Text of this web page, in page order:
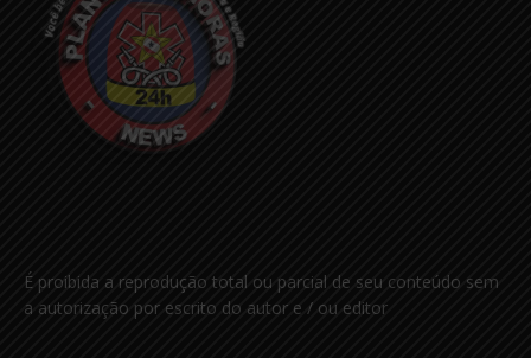
É proibida a reprodução total ou parcial de seu conteúdo sem
a autorização por escrito do autor e / ou editor